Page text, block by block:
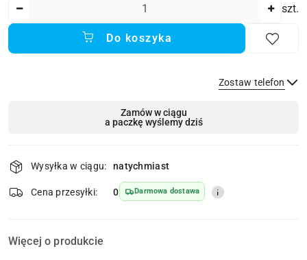
szt.
Do koszyka
Zostaw telefon
Zamów w ciągu
a paczkę wyślemy dziś
Wysyłka w ciągu: natychmiast
Cena przesyłki: 0 Darmowa dostawa
Więcej o produkcie